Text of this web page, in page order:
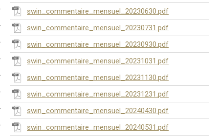
swin_commentaire_mensuel_20230630.pdf
swin_commentaire_mensuel_20230731.pdf
swin_commentaire_mensuel_20230930.pdf
swin_commentaire_mensuel_20231031.pdf
swin_commentaire_mensuel_20231130.pdf
swin_commentaire_mensuel_20231231.pdf
swin_commentaire_mensuel_20240430.pdf
swin_commentaire_mensuel_20240531.pdf